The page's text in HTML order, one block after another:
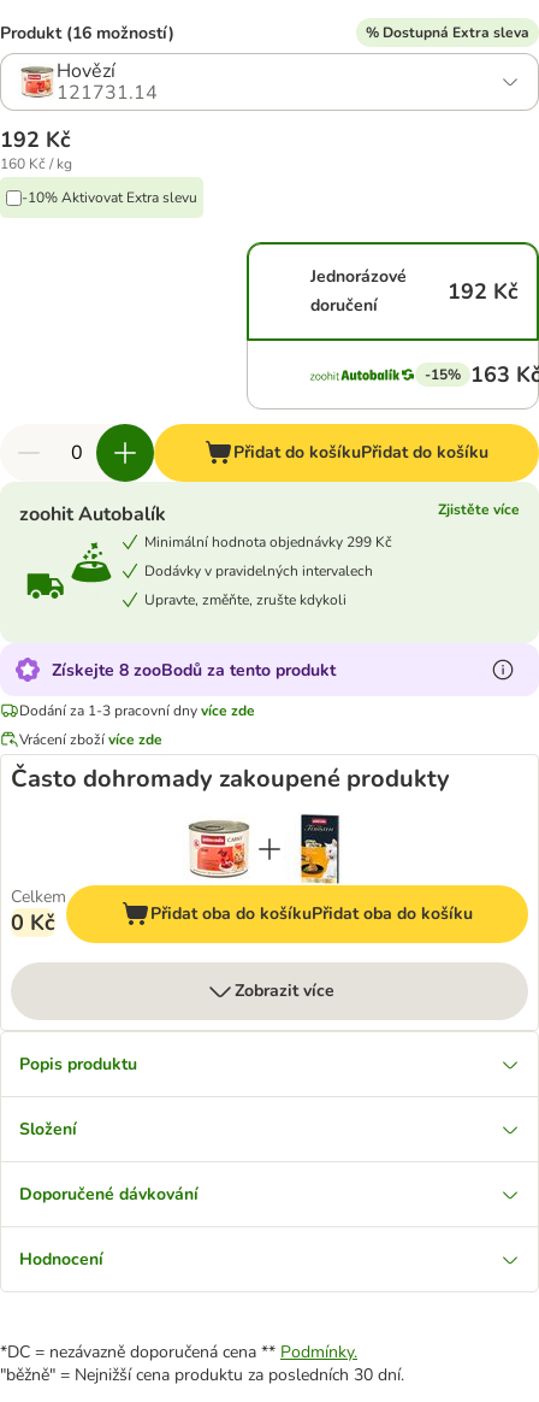
Produkt (16 možností) % Dostupná Extra sleva
Hovězí
121731.14
192 Kč
160 Kč / kg
-10% Aktivovat Extra slevu
Jednorázové
doručení
192 Kč
-15% 163
Přidat do košíkuPřidat do košíku
zoohit Autobalík
Zjistěte více
Minimální hodnota objednávky 299 Kč
Dodávky v pravidelných intervalech
Upravte, změňte, zrušte kdykoli
Získejte 8 zooBodů za tento produkt
Dodání za 1-3 pracovní dnyvíce zde
Vrácení zbožívíce zde
Často dohromady zakoupené produkty
Celkem
0 Kč Přidat oba do košíkuPřidat oba do košíku
Zobrazit více
Popis produktu
Složení
Doporučené dávkování
Hodnocení
*DC = nezávazně doporučená cena ** Podmínky.
"běžně" = Nejnižší cena produktu za posledních 30 dní.